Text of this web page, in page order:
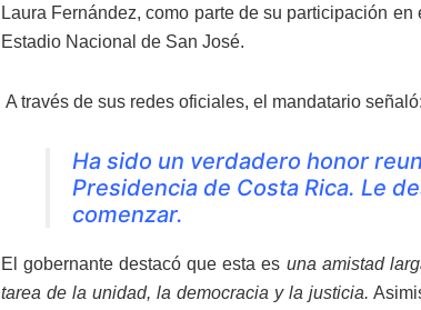
Laura Fernández, como parte de su participación
Estadio Nacional de San José.
A través de sus redes oficiales, el mandatario señaló:
Ha sido un verdadero honor
Presidencia de Costa Rica. Le
comenzar.
El gobernante destacó que esta es una amistad
tarea de la unidad, la democracia y la justicia.